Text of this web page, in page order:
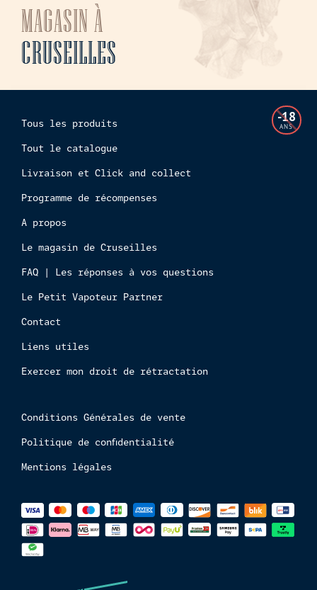
MAGASIN À
CRUSEILLES
Tous les produits
Tout le catalogue
Livraison et Click and collect
Programme de récompenses
A propos
Le magasin de Cruseilles
FAQ | Les réponses à vos questions
Le Petit Vapoteur Partner
Contact
Liens utiles
Exercer mon droit de rétractation
Conditions Générales de vente
Politique de confidentialité
Mentions légales
Méthodes
de
paiements
L'accès
à
-18
ANS